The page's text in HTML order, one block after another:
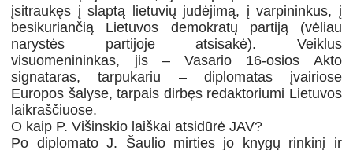
įsitraukęs į slaptą lietuvių judėjimą, į varpininkus, į
besikuriančią Lietuvos demokratų partiją (vėliau
narystės partijoje atsisakė). Veiklus
visuomenininkas, jis – Vasario 16-osios Akto
signataras, tarpukariu – diplomatas įvairiose
Europos šalyse, tarpais dirbęs redaktoriumi Lietuvos
laikraščiuose.
O kaip P. Višinskio laiškai atsidūrė JAV?
Po diplomato J. Šaulio mirties jo knygų rinkinį ir